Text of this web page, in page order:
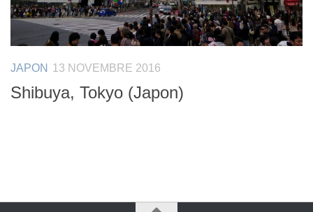
JAPON 13 NOVEMBRE 2016
Shibuya, Tokyo (Japon)